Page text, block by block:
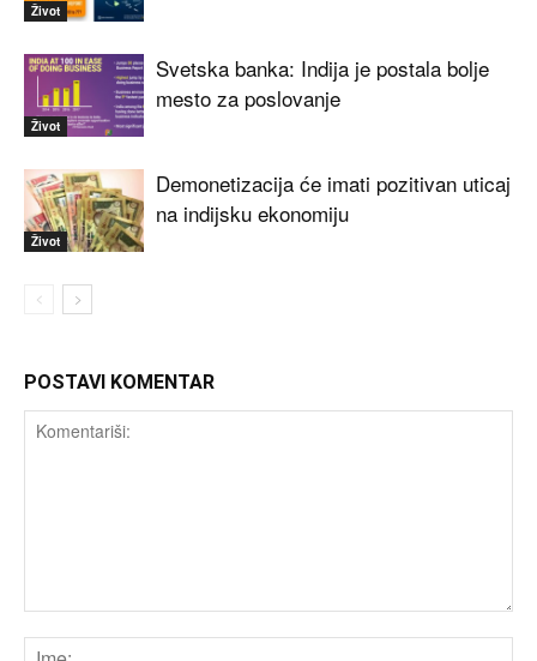
Život
Život
Svetska banka: Indija je postala bolje
mesto za poslovanje
Život
Demonetizacija će imati pozitivan uticaj
na indijsku ekonomiju
POSTAVI KOMENTAR